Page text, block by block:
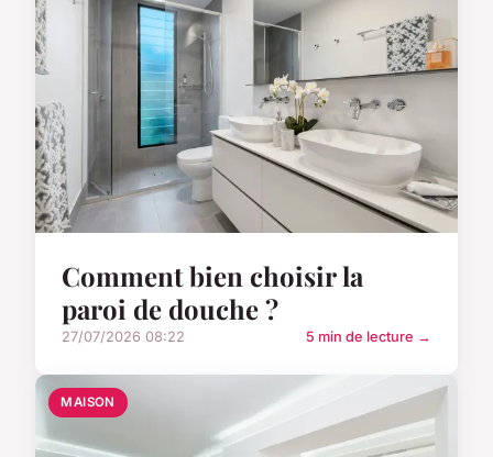
Comment bien choisir la
paroi de douche ?
27/07/2026 08:22 5 min de lecture →
MAISON